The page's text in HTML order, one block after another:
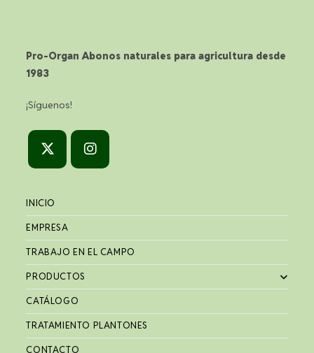
Pro-Organ Abonos naturales para agricultura desde
1983
¡Síguenos!
una
nueva
pestaña
nueva
pestaña
INICIO
EMPRESA
TRABAJO EN EL CAMPO
PRODUCTOS
CATÁLOGO
TRATAMIENTO PLANTONES
CONTACTO